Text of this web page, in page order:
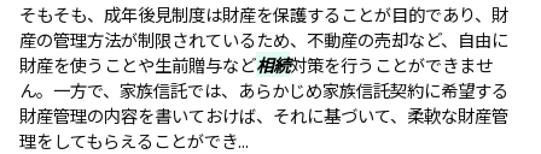
そもそも、成年後見制度は財産を保護することが目的であり、財
産の管理方法が制限されているため、不動産の売却など、自由に
財産を使うことや生前贈与など相続対策を行うことができませ
ん。一方で、家族信託では、あらかじめ家族信託契約に希望する
財産管理の内容を書いておけば、それに基づいて、柔軟な財産管
理をしてもらえることができ...